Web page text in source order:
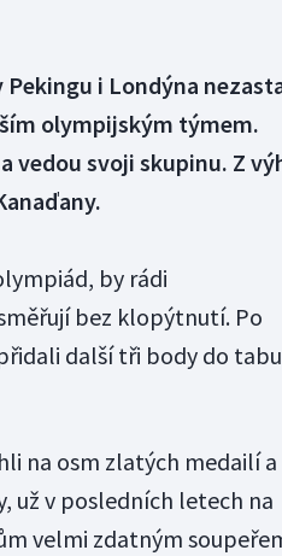
Pekingu i Londýna
olympijským týmem.
vedou svoji skupinu. Z
by rádi
bez klopýtnutí. Po
další tři body do
na osm zlatých medailí a
už v posledních letech na
velmi zdatným